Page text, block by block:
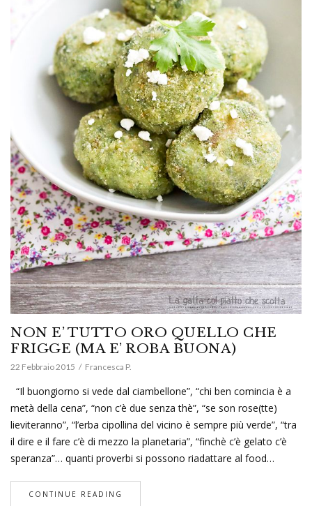
NON E’ TUTTO ORO QUELLO CHE
FRIGGE (MA E’ ROBA BUONA)
22 Febbraio 2015 Francesca P.
“Il buongiorno si vede dal ciambellone”, “chi ben comincia è a
metà della cena”, “non c’è due senza thè”, “se son rose(tte)
lieviteranno”, “l’erba cipollina del vicino è sempre più verde”, “tra
il dire e il fare c’è di mezzo la planetaria”, “finchè c’è gelato c’è
speranza”… quanti proverbi si possono riadattare al food…
CONTINUE READING